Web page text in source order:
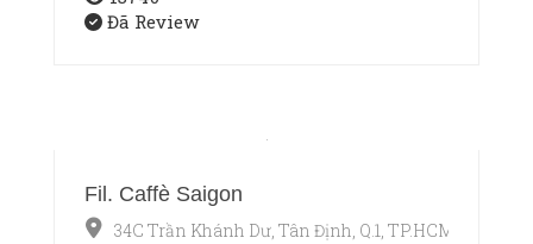
Đã Review
Fil. Caffè Saigon
34C Trần Khánh Dư, Tân Định, Q.1, TP.HCM